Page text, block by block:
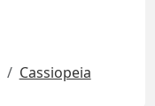
Cassiopeia